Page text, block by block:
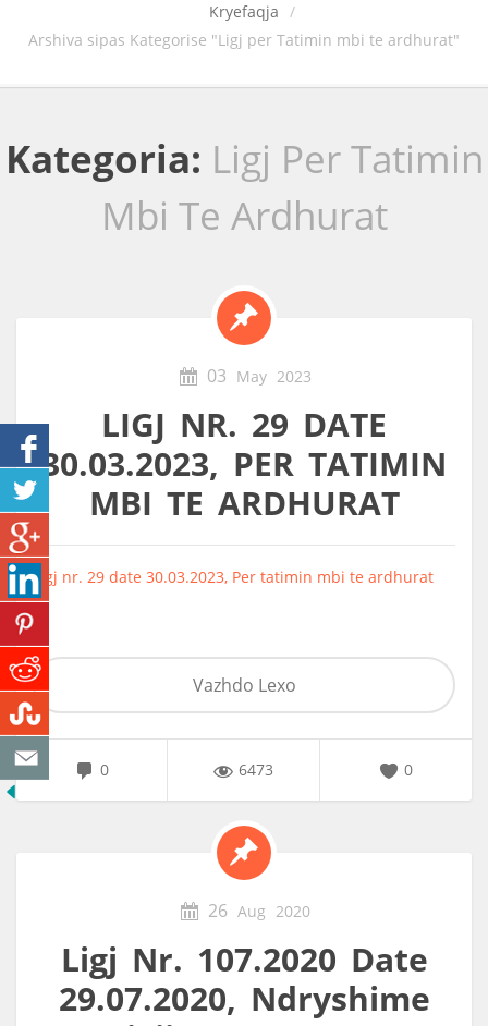
Kryefaqja
Arshiva sipas Kategorise "Ligj per Tatimin mbi te ardhurat"
Kategoria: Ligj Per Tatimin
Mbi Te Ardhurat
LIGJ NR. 29 DATE
30.03.2023, PER TATIMIN
MBI TE ARDHURAT
Ligj nr. 29 date 30.03.2023, Per tatimin mbi te ardhurat
03 May 2023
0 6473 0
Vazhdo Lexo
Ligj Nr. 107.2020 Date
29.07.2020, Ndryshime
26Aug 2020